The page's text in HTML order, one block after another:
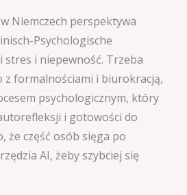
Niemczech perspektywa
Psychologische
i niepewność. Trzeba
z formalnościami i biurokracją,
psychologicznym, który
i gotowości do
że część osób sięga po
AI, żeby szybciej się